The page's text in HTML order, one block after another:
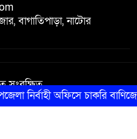
বাগাতিপাড়া, নাটোর
সংরক্ষিত
সীমান্ত আইটি
নির্বাহী অফিসে চাকরি